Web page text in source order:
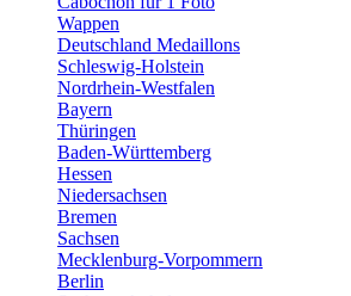
Wappen
Deutschland Medaillons
Schleswig-Holstein
Nordrhein-Westfalen
Bayern
Thüringen
Baden-Württemberg
Hessen
Niedersachsen
Bremen
Sachsen
Mecklenburg-Vorpommern
Berlin